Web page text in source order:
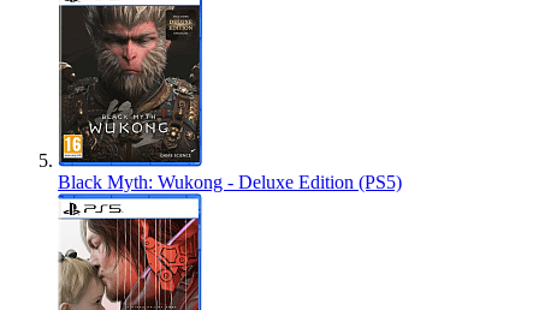
Black Myth: Wukong - Deluxe Edition (PS5)